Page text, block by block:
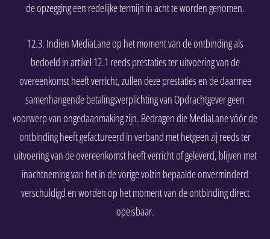
de opzegging een redelijke termijn in acht te worden genomen.
12.3. Indien MediaLane op het moment van de ontbinding als
bedoeld in artikel 12.1 reeds prestaties ter uitvoering van de
overeenkomst heeft verricht, zullen deze prestaties en de daarmee
samenhangende betalingsverplichting van Opdrachtgever geen
voorwerp van ongedaanmaking zijn. Bedragen die MediaLane vóór de
ontbinding heeft gefactureerd in verband met hetgeen zij reeds ter
uitvoering van de overeenkomst heeft verricht of geleverd, blijven met
inachtneming van het in de vorige volzin bepaalde onverminderd
verschuldigd en worden op het moment van de ontbinding direct
opeisbaar.